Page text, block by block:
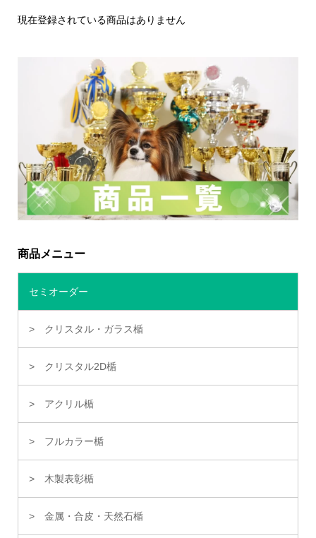
現在登録されている商品はありません
商品メニュー
セミオーダー
クリスタル・ガラス楯
クリスタル2D楯
アクリル楯
フルカラー楯
木製表彰楯
金属・合皮・天然石楯